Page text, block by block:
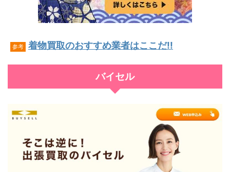
参考 着物買取のおすすめ業者はここだ!!
バイセル